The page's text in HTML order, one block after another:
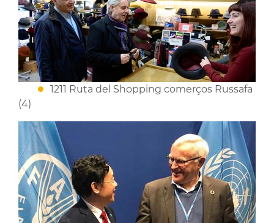
1211 Ruta del Shopping comerços Russafa
(4)